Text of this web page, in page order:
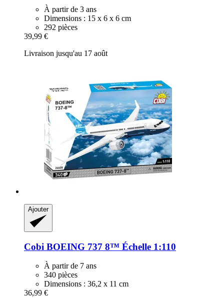
À partir de 3 ans
Dimensions : 15 x 6 x 6 cm
292 pièces
39,99 €
Livraison jusqu'au 17 août
Ajouter
Cobi BOEING 737 8™ Échelle 1:110
À partir de 7 ans
340 pièces
Dimensions : 36,2 x 11 cm
36,99 €